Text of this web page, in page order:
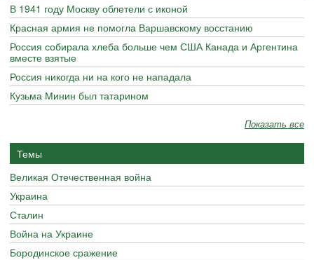
В 1941 году Москву облетели с иконой
Красная армия не помогла Варшавскому восстанию
Россия собирала хлеба больше чем США Канада и Аргентина
вместе взятые
Россия никогда ни на кого не нападала
Кузьма Минин был татарином
Показать все
Темы
Великая Отечественная война
Украина
Сталин
Война на Украине
Бородинское сражение